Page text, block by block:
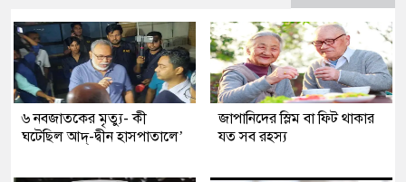
৬ নবজাতকের মৃত্যু- কী
ঘটেছিল আদ্‌-দ্বীন হাসপাতালে’
জাপানিদের স্লিম বা ফিট থাকার
যত সব রহস্য